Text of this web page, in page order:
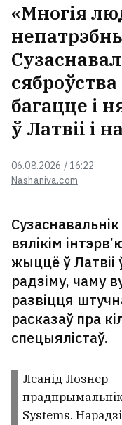
Nashaniva.com
06.08.2026 / 16:22
«Многія
багацце і
ў Латвіі і
вялікім
жыццё ў Латвіі
радзіму, чаму
развіцця
расказаў пра
спецыялістаў.
Леанід Лознер
Systems.